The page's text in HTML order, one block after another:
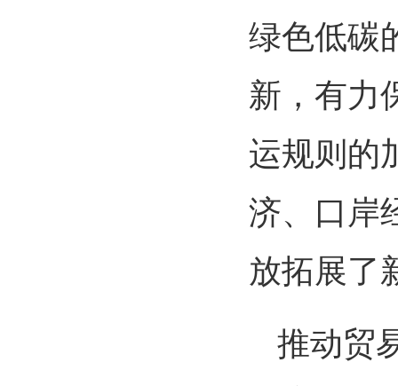
绿色低碳
新，有力
运规则的
济、口岸
放拓展了
推动贸